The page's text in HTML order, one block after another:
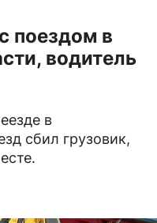
поездом в
водитель
в
сбил грузовик,